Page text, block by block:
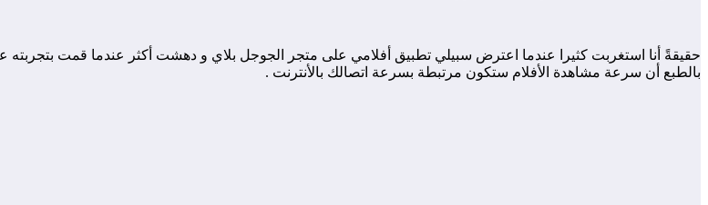
حقيقةً أنا استغربت كثيرا عندما اعترض سبيلي تطبيق أفلامي على متجر الجوجل بلاي و دهشت أكثر عندما قمت
بالطبع أن سرعة مشاهدة الأفلام ستكون مرتبطة بسرعة اتصالك بالأنترنت .